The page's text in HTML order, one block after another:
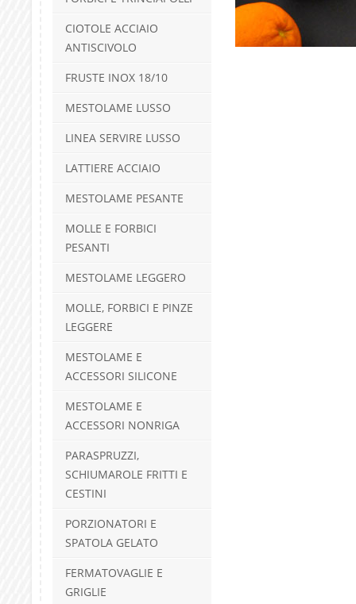
CIOTOLE ACCIAIO
ANTISCIVOLO
FRUSTE INOX 18/10
MESTOLAME LUSSO
LINEA SERVIRE LUSSO
LATTIERE ACCIAIO
MESTOLAME PESANTE
MOLLE E FORBICI
PESANTI
MESTOLAME LEGGERO
MOLLE, FORBICI E PINZE
LEGGERE
MESTOLAME E
ACCESSORI SILICONE
MESTOLAME E
ACCESSORI NONRIGA
PARASPRUZZI,
SCHIUMAROLE FRITTI E
CESTINI
PORZIONATORI E
SPATOLA GELATO
FERMATOVAGLIE E
GRIGLIE